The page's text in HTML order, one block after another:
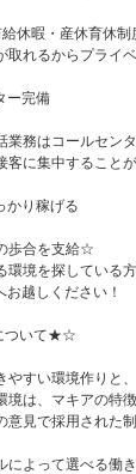
休暇・産休育休制
取れるからプライ
ー完備
業務はコールセン
客に集中すること
かり稼げる
歩合を支給☆
環境を探している
お越しください！
ついて★☆
やすい環境作りと、
境は、マキアの特徴
意見で採用された
によって選べる働き